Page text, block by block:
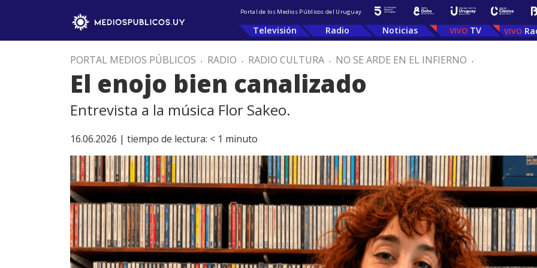
Portal de los Medios Públicos del Uruguay
Televisión Radio Noticias TV
PORTAL MEDIOS PÚBLICOS . RADIO . RADIO CULTURA . NO SE ARDE EN EL INFIERNO .
El enojo bien canalizado
Entrevista a la música Flor Sakeo.
16.06.2026 | tiempo de lectura: < 1 minuto